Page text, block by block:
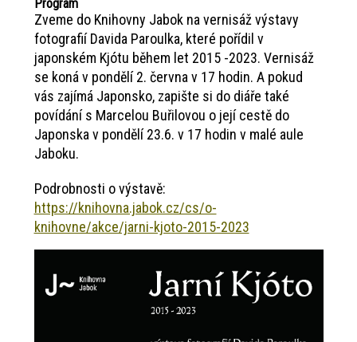
Program
Zveme do Knihovny Jabok na vernisáž výstavy
fotografií Davida Paroulka, které pořídil v
japonském Kjótu během let 2015 -2023. Vernisáž
se koná v pondělí 2. června v 17 hodin. A pokud
vás zajímá Japonsko, zapište si do diáře také
povídání s Marcelou Buřilovou o její cestě do
Japonska v pondělí 23.6. v 17 hodin v malé aule
Jaboku.
Podrobnosti o výstavě:
https://knihovna.jabok.cz/cs/o-
knihovne/akce/jarni-kjoto-2015-2023